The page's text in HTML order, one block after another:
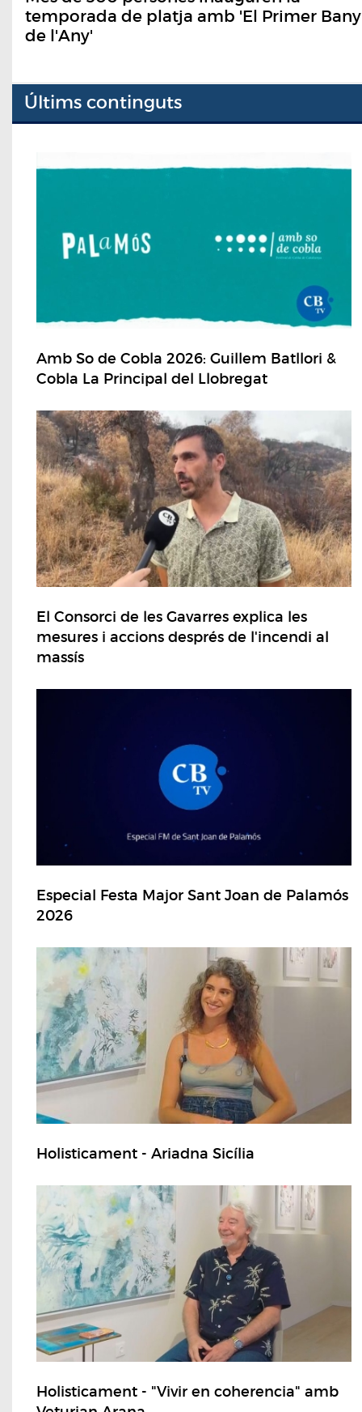
temporada de platja amb 'El Primer Bany
de l'Any'
Últims continguts
Amb So de Cobla 2026: Guillem Batllori &
Cobla La Principal del Llobregat
El Consorci de les Gavarres explica les
mesures i accions després de l'incendi al
massís
Especial Festa Major Sant Joan de Palamós
2026
Holisticament - Ariadna Sicília
Holisticament - "Vivir en coherencia" amb